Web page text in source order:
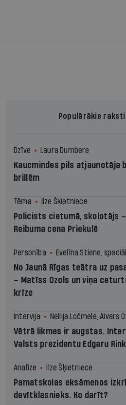
Populārākie raksti
Dzīve Laura Dumbere
Kaucmindes pils atjaunotāja
brillēm
Tēma Ilze Šķietniece
Policists cietumā, skolotājs
Reibuma cena Priekulē
Personība Evelīna Stiene,
No Jaunā Rīgas teātra uz
– Matīss Ozols un viņa
krīze
Intervija Nellija Ločmele, Aivars
Vētrā likmes ir augstas.
Valsts prezidentu Edgaru
Analīze Ilze Šķietniece
Pamatskolas eksāmenos
devītklasnieks. Ko darīt?